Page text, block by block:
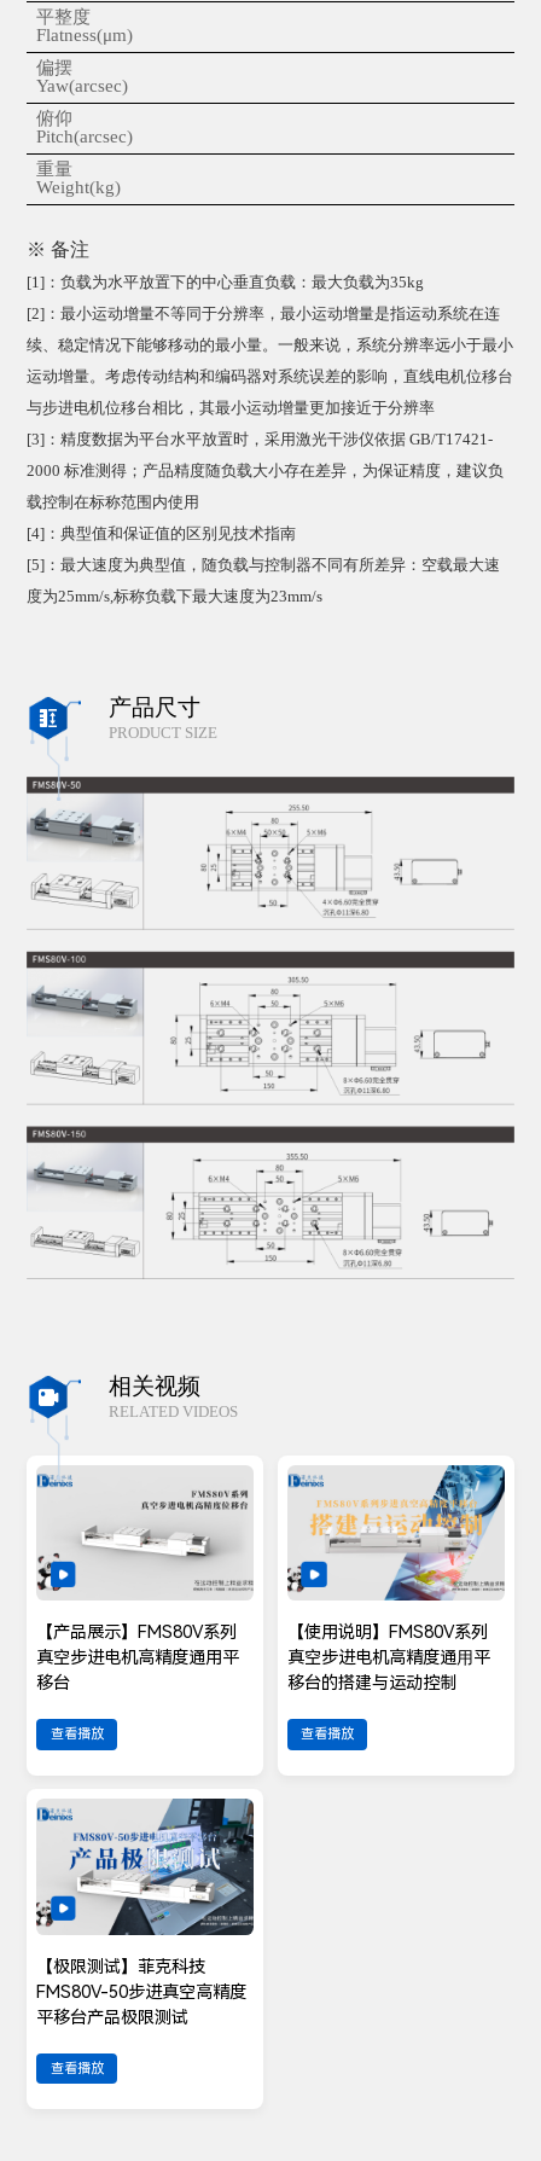
平整度
Flatness(μm)
偏摆
Yaw(arcsec)
俯仰
Pitch(arcsec)
重量
Weight(kg)
※ 备注
[1]：负载为水平放置下的中心垂直负载：最大负载为35kg
[2]：最小运动增量不等同于分辨率，最小运动增量是指运动系统在连
续、稳定情况下能够移动的最小量。一般来说，系统分辨率远小于最小
运动增量。考虑传动结构和编码器对系统误差的影响，直线电机位移台
与步进电机位移台相比，其最小运动增量更加接近于分辨率
[3]：精度数据为平台水平放置时，采用激光干涉仪依据 GB/T17421-
2000 标准测得；产品精度随负载大小存在差异，为保证精度，建议负
载控制在标称范围内使用
[4]：典型值和保证值的区别见技术指南
[5]：最大速度为典型值，随负载与控制器不同有所差异：空载最大速
度为25mm/s,标称负载下最大速度为23mm/s
 产品尺寸
PRODUCT SIZE
 相关视频
RELATED VIDEOS
【产品展示】FMS80V系列
真空步进电机高精度通用平
移台
查看播放
【使用说明】FMS80V系列
真空步进电机高精度通⽤平
移台的搭建与运动控制
查看播放
【极限测试】菲克科技
FMS80V-50步进真空高精度
平移台产品极限测试
查看播放